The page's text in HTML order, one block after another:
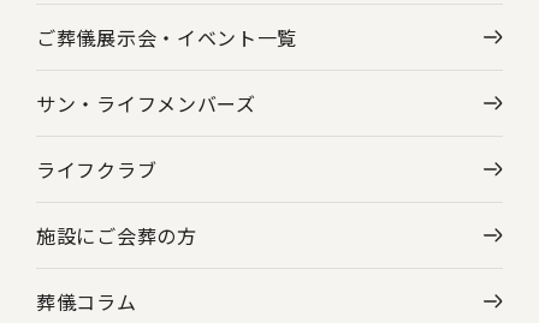
ご葬儀展示会・ イベント一覧
サン・ライフメンバーズ
ライフクラブ
施設にご会葬の方
葬儀コラム